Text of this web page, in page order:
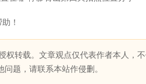
！
权转载。文章观点仅代表作者本人，
题，请联系本站作侵删。